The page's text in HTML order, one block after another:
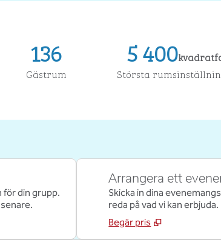
136
Gästrum
5 400
Kvadratfot
Största
för din grupp.
Arrangera ett
Skicka in dina
reda på vad vi kan erbjuda.
Begär pris